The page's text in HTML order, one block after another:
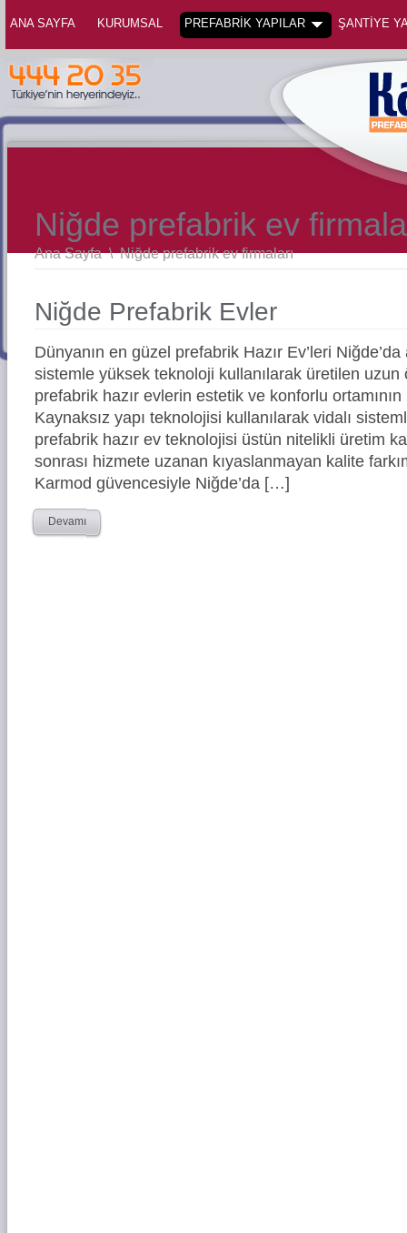
ANA SAYFA KURUMSAL PREFABRİK YAPILAR ŞANTİYE
Niğde prefabrik ev
Ana Sayfa \Niğde prefabrik ev firmaları
Niğde Prefabrik Evler
Dünyanın en güzel prefabrik Hazır Ev’leri
sistemle yüksek teknoloji kullanılarak üretilen
prefabrik hazır evlerin estetik ve konforlu ortamının
Kaynaksız yapı teknolojisi kullanılarak vidalı
prefabrik hazır ev teknolojisi üstün nitelikli üretim
sonrası hizmete uzanan kıyaslanmayan kalite
Karmod güvencesiyle Niğde’da […]
Devamı